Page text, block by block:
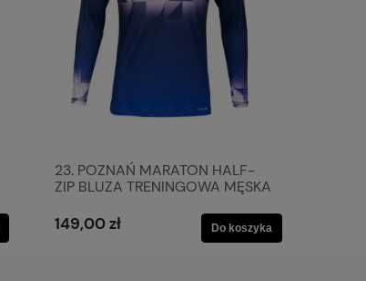
23. POZNAŃ MARATON HALF-
ZIP BLUZA TRENINGOWA MĘSKA
149,00 zł Do koszyka